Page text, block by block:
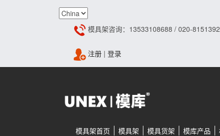
模具架咨询：13533108688 / 020-
注册 | 登录
模具架首页 模具架 模具货架 模库产品